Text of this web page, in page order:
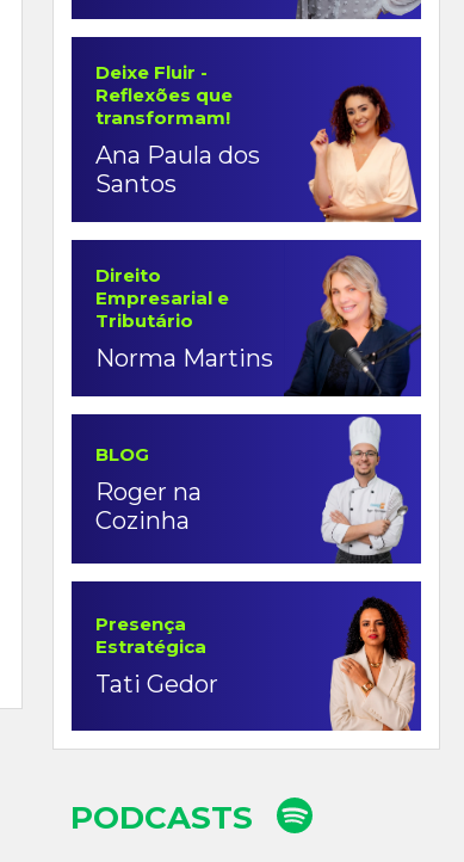
Deixe Fluir -
Reflexões que
transformam!
Ana Paula dos
Santos
Direito
Empresarial e
Tributário
Norma Martins
BLOG
Roger na
Cozinha
Presença
Estratégica
Tati Gedor
PODCASTS